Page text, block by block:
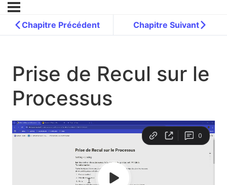
Chapitre Précédent Chapitre Suivant
Prise de Recul sur le
Processus